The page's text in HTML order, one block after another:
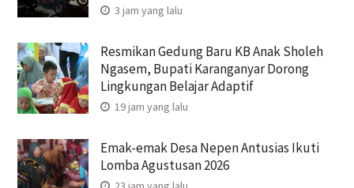
3 jam yang lalu
Resmikan Gedung Baru KB Anak Sholeh
Ngasem, Bupati Karanganyar Dorong
Lingkungan Belajar Adaptif
19 jam yang lalu
Emak-emak Desa Nepen Antusias Ikuti
Lomba Agustusan 2026